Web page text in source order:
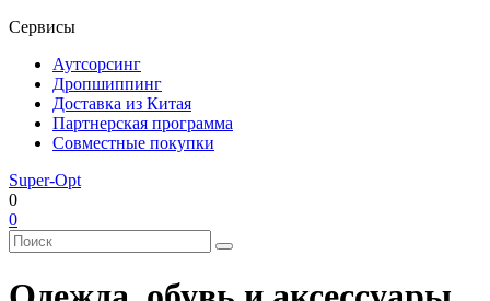
Сервисы
Аутсорсинг
Дропшиппинг
Доставка из Китая
Партнерская программа
Совместные покупки
Super-Opt
0
0